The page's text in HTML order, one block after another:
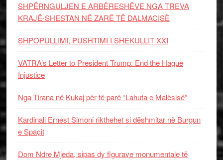
SHPËRNGULJEN E ARBËRESHËVE NGA TREVA
KRAJË-SHESTAN NË ZARË TË DALMACISË
SHPOPULLIMI, PUSHTIMI I SHEKULLIT XXI
VATRA’s Letter to President Trump: End the Hague
Injustice
Nga Tirana në Kukaj për të parë “Lahuta e Malësisë”
Kardinali Ernest Simoni rikthehet si dëshmitar në Burgun
e Spaçit
Dom Ndre Mjeda, sipas dy figurave monumentale të